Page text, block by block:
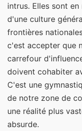
intrus. Elles sont
d'une culture
frontières
c'est accepter que
carrefour
doivent cohabiter
C'est une
de notre zone de
une réalité plus
absurde.